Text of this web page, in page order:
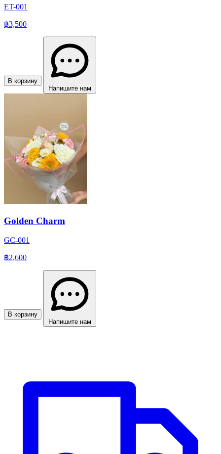
ET-001
฿3,500
В корзину
Напишите нам
Golden Charm
GC-001
฿2,600
В корзину
Напишите нам